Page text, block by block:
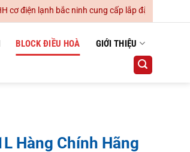
điện lạnh bắc ninh cung cấp lắp đặt hệ thống
BLOCK ĐIỀU HOÀ GIỚI THIỆU
Hàng Chính Hãng